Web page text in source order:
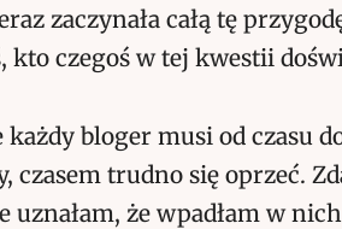
zaczynała całą tę
kto czegoś w tej kwestii
każdy bloger musi od czasu
czasem trudno się oprzeć.
uznałam, że wpadłam w